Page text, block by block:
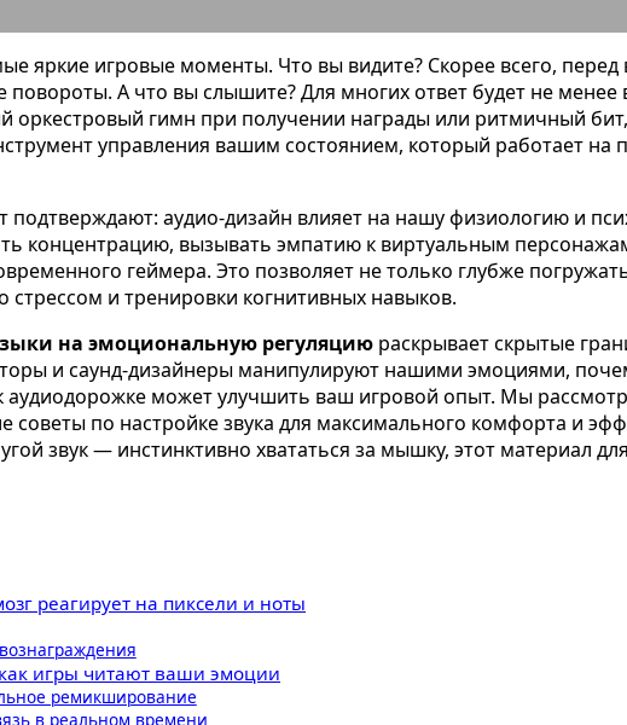
яркие игровые моменты. Что вы видите? Скорее всего,
А что вы слышите? Для многих ответ будет не
оркестровый гимн при получении награды или ритмичный
управления вашим состоянием, который работает на
подтверждают: аудио-дизайн влияет на нашу физиологию и
концентрацию, вызывать эмпатию к виртуальным
геймера. Это позволяет не только глубже
стрессом и тренировки когнитивных навыков.
на эмоциональную регуляцию раскрывает скрытые
и саунд-дизайнеры манипулируют нашими эмоциями,
аудиодорожке может улучшить ваш игровой опыт. Мы
советы по настройке звука для максимального комфорта и
звук — инстинктивно хвататься за мышку, этот материал
реагирует на пиксели и ноты
игры читают ваши эмоции
ремикширование
в реальном времени